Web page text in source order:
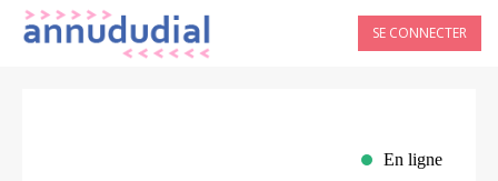
SE CONNECTER
En ligne